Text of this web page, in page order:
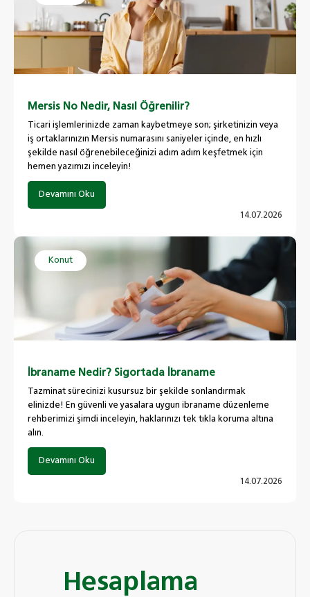
Mersis No Nedir, Nasıl Öğrenilir?
Ticari işlemlerinizde zaman kaybetmeye son; şirketinizin veya
iş ortaklarınızın Mersis numarasını saniyeler içinde, en hızlı
şekilde nasıl öğrenebileceğinizi adım adım keşfetmek için
hemen yazımızı inceleyin!
Devamını Oku
14.07.2026
Konut
İbraname Nedir? Sigortada İbraname
Tazminat sürecinizi kusursuz bir şekilde sonlandırmak
elinizde! En güvenli ve yasalara uygun ibraname düzenleme
rehberimizi şimdi inceleyin, haklarınızı tek tıkla koruma altına
alın.
Devamını Oku
14.07.2026
Hesaplama